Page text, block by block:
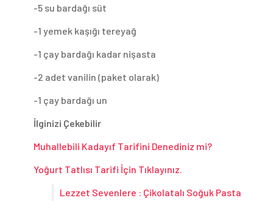
-5 su bardağı süt
-1 yemek kaşığı tereyağ
-1 çay bardağı kadar nişasta
-2 adet vanilin (paket olarak)
-1 çay bardağı un
İlginizi Çekebilir
Muhallebili Kadayıf Tarifini Denediniz mi?
Yoğurt Tatlısı Tarifi İçin Tıklayınız.
Lezzet Sevenlere : Çikolatalı Soğuk Pasta